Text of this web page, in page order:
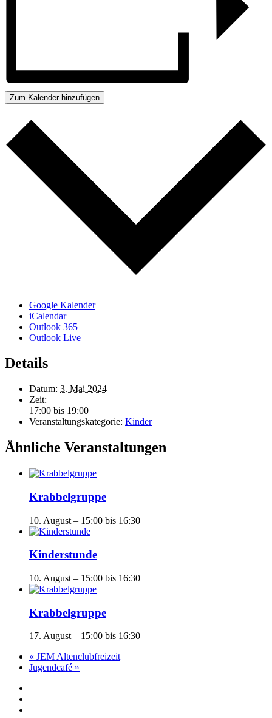
Zum Kalender hinzufügen
Google Kalender
iCalendar
Outlook 365
Outlook Live
Details
Datum: 3. Mai 2024
Zeit:
17:00 bis 19:00
Veranstaltungskategorie: Kinder
Ähnliche Veranstaltungen
Krabbelgruppe
10. August – 15:00 bis 16:30
Kinderstunde
10. August – 15:00 bis 16:30
Krabbelgruppe
17. August – 15:00 bis 16:30
« JEM Altenclubfreizeit
Jugendcafé »